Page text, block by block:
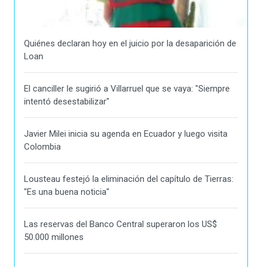
Quiénes declaran hoy en el juicio por la desaparición de
Loan
El canciller le sugirió a Villarruel que se vaya: "Siempre
intentó desestabilizar"
Javier Milei inicia su agenda en Ecuador y luego visita
Colombia
Lousteau festejó la eliminación del capítulo de Tierras:
"Es una buena noticia"
Las reservas del Banco Central superaron los US$
50.000 millones